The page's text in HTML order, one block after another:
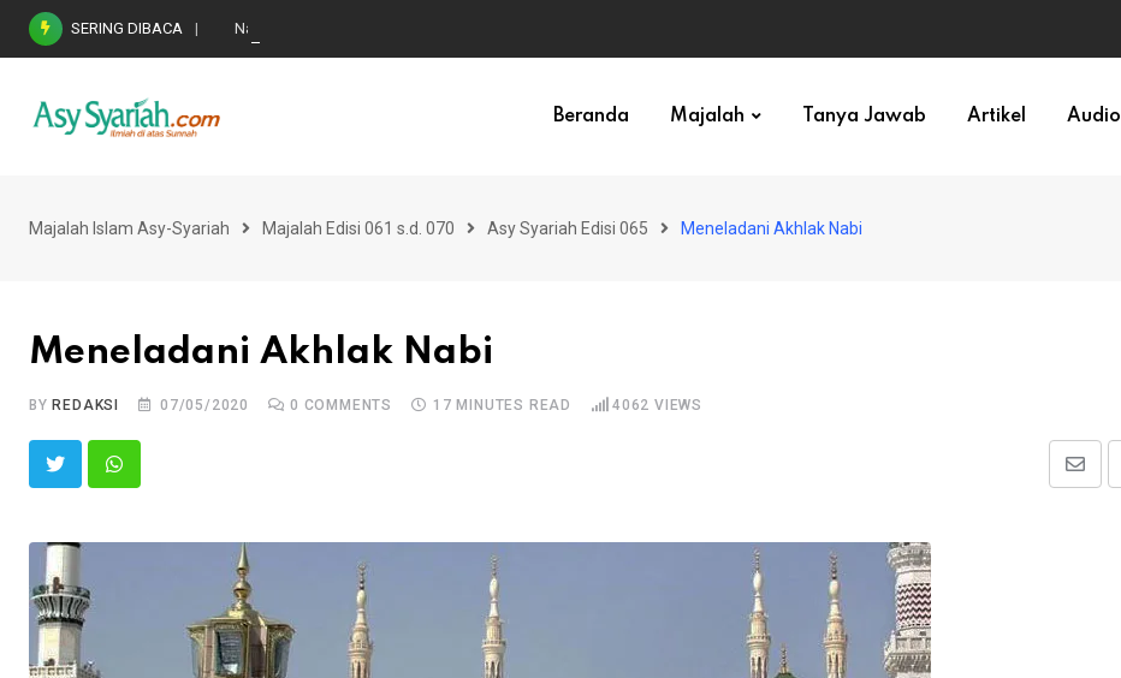
Skip
SERING DIBACA Nasihat Emas di Masa Fitnah (Ujian/Perselisihan)
Beranda Majalah Tanya Jawab Artikel Audio
Majalah Islam Asy-Syariah Majalah Edisi 061 s.d. 070 Asy Syariah Edisi 065 Meneladani Akhlak Nabi
Meneladani Akhlak Nabi
BY REDAKSI 07/05/2020 0 COMMENTS 17 MINUTES READ 4062 VIEWS
Share